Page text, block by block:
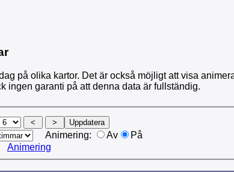
på olika kartor. Det är också möjligt att visa
ingen garanti på att denna data är fullständig.
Animering: Av
På
Animering